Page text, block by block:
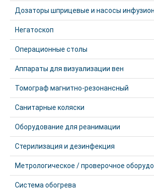
Дозаторы шприцевые и насосы
Негатоскоп
Операционные столы
Аппараты для визуализации вен
Томограф магнитно-резонансный
Санитарные коляски
Оборудование для реанимации
Стерилизация и дезинфекция
Метрологическое / проверочное
Система обогрева